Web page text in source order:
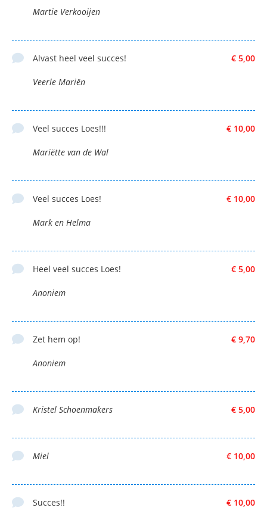
Martie Verkooijen
€ 5,00
Alvast heel veel succes!
Veerle Mariën
€ 10,00
Veel succes Loes!!!
Mariëtte van de Wal
€ 10,00
Veel succes Loes!
Mark en Helma
€ 5,00
Heel veel succes Loes!
Anoniem
€ 9,70
Zet hem op!
Anoniem
€ 5,00
Kristel Schoenmakers
€ 10,00
Miel
€ 10,00
Succes!!